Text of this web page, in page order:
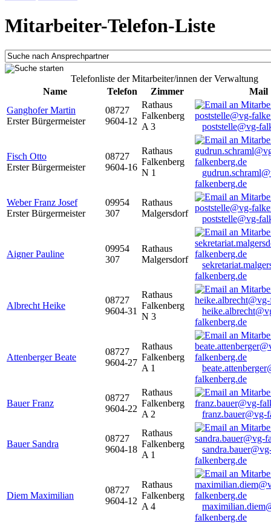
Mitarbeiter-Telefon-Liste
Telefonliste der Mitarbeiter/innen der Verwaltung
Name
Telefon Zimmer
Mail
Ganghofer Martin
Erster Bürgermeister
08727
9604-12
Rathaus
Falkenberg
A 3
poststelle@vg-
Fisch Otto
Erster Bürgermeister
08727
9604-16
Rathaus
Falkenberg
N 1
falkenberg.de
Weber Franz Josef
Erster Bürgermeister
09954
307
Rathaus
Malgersdorf
poststelle@vg-
Aigner Pauline
09954
307
Rathaus
Malgersdorf
falkenberg.de
Albrecht Heike
08727
9604-31
Rathaus
Falkenberg
N 3
falkenberg.de
Attenberger Beate
08727
9604-27
Rathaus
Falkenberg
A 1
falkenberg.de
Bauer Franz
08727
9604-22
Rathaus
Falkenberg
A 2
franz.bauer@vg-
Bauer Sandra
08727
9604-18
Rathaus
Falkenberg
A 1
falkenberg.de
Diem Maximilian
08727
9604-12
Rathaus
Falkenberg
A 4
falkenberg.de